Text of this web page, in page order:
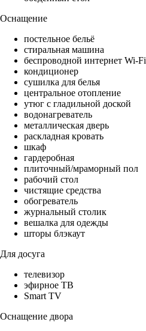
Оснащение
постельное бельё
стиральная машина
беспроводной интернет Wi-Fi
кондиционер
сушилка для белья
центральное отопление
утюг с гладильной доской
водонагреватель
металлическая дверь
раскладная кровать
шкаф
гардеробная
плиточный/мраморный пол
рабочий стол
чистящие средства
обогреватель
журнальный столик
вешалка для одежды
шторы блэкаут
Для досуга
телевизор
эфирное ТВ
Smart TV
Оснащение двора